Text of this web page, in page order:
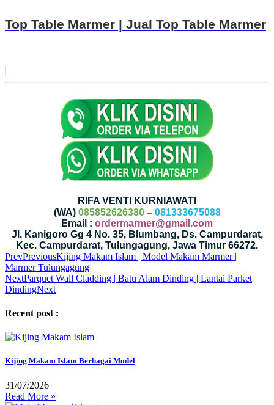
Top Table Marmer | Jual Top Table Marmer
RIFA VENTI KURNIAWATI
(WA) 085852626380– 081333675088
Email : ordermarmer@gmail.com
Jl. Kanigoro Gg 4 No. 35, Blumbang, Ds. Campurdarat,
Kec. Campurdarat, Tulungagung, Jawa Timur 66272.
PrevPreviousKijing Makam Islam | Model Makam Marmer |
Marmer Tulungagung
NextParquet Wall Cladding | Batu Alam Dinding | Lantai Parket
DindingNext
Recent post :
Kijing Makam Islam Berbagai Model
31/07/2026
Read More »